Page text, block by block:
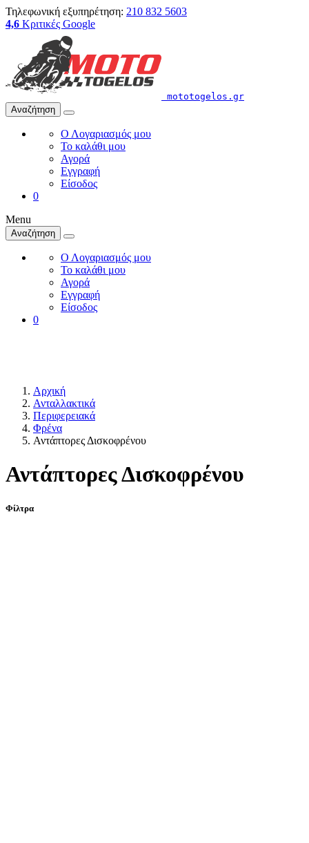
Τηλεφωνική εξυπηρέτηση: 210 832 5603
4,6 Κριτικές Google
mototogelos.gr
Αναζήτηση
Ο Λογαριασμός μου
Το καλάθι μου
Αγορά
Εγγραφή
Είσοδος
0
Menu
Αναζήτηση
Ο Λογαριασμός μου
Το καλάθι μου
Αγορά
Εγγραφή
Είσοδος
0
Αρχική
Ανταλλακτικά
Περιφερειακά
Φρένα
Αντάπτορες Δισκοφρένου
Αντάπτορες Δισκοφρένου
Φίλτρα